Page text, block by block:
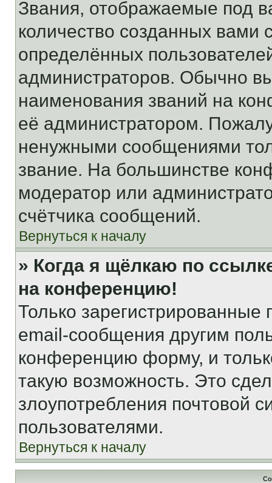
Звания, отображаемые под
количество созданных
определённых
администраторов. Обычно
наименования званий на
её администратором.
ненужными сообщениями
звание. На большинстве
модератор или
счётчика сообщений.
Вернуться к началу
» Когда я щёлкаю по
на конференцию!
Только зарегистрированные
email-сообщения другим
конференцию форму, и
такую возможность. Это
злоупотребления почтовой
пользователями.
Вернуться к началу